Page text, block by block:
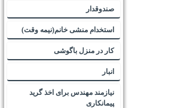
صندوقدار
استخدام منشی خانم(نیمه وقت)
کار در منزل باگوشی
انبار
نیازمند مهندس برای اخذ گرید
پیمانکاری